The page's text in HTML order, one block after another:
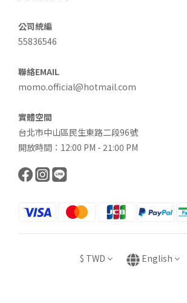
公司統編
55836546
聯絡EMAIL
momo.official@hotmail.com
實體空間
台北市中山區民生東路二段96號
開放時間：12:00 PM - 21:00 PM
$ TWD English